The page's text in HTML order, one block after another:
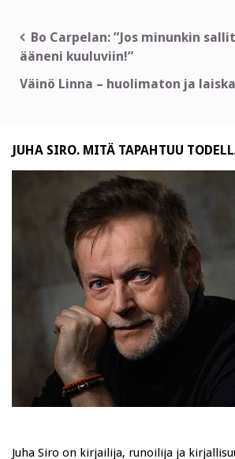
Artikkelien
selaus
Bo Carpelan: ”Jos minunkin
ääneni kuuluviin!”
Väinö Linna – huolimaton ja
JUHA SIRO. MITÄ TAPAHTUU
Juha Siro on kirjailija, runoilija ja